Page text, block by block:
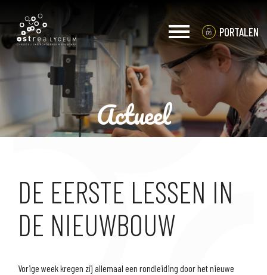
OVER OSTREA
KERNWAARDEN
ORGANISATIE
MEDIA
PORTALEN
Actueel
DE EERSTE LESSEN IN
DE NIEUWBOUW
Vorige week kregen zij allemaal een rondleiding door het nieuwe